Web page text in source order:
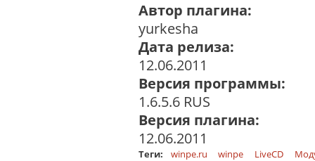
Автор плагина:
yurkesha
Дата релиза:
12.06.2011
Версия программы:
1.6.5.6 RUS
Версия плагина:
12.06.2011
Теги: winpe.ru winpe LiveCD